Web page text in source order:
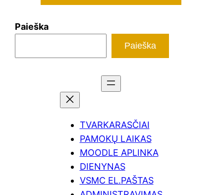
Paieška
Paieška
TVARKARASČIAI
PAMOKŲ LAIKAS
MOODLE APLINKA
DIENYNAS
VSMC EL.PAŠTAS